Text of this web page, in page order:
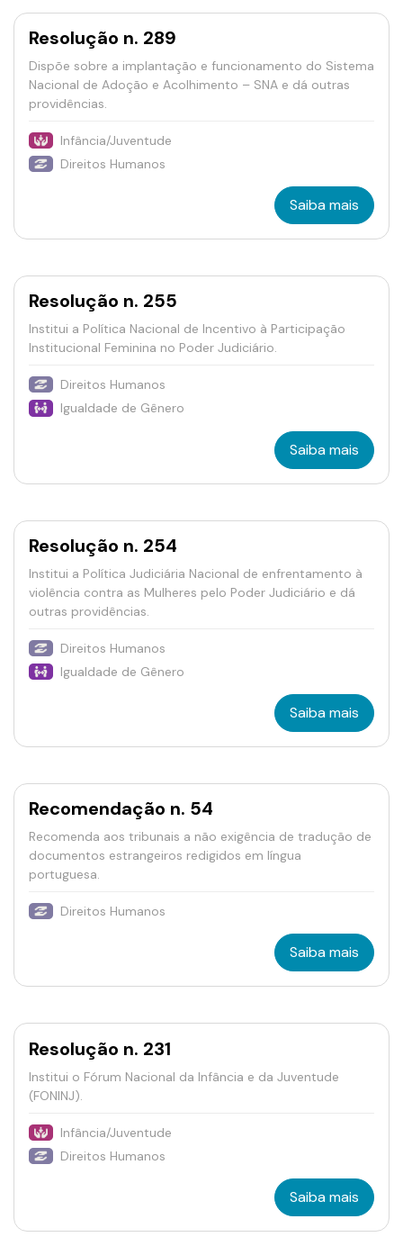
Resolução n. 289
Dispõe sobre a implantação e funcionamento do Sistema
Nacional de Adoção e Acolhimento – SNA e dá outras
providências.
Infância/Juventude
Direitos Humanos
Saiba mais
Resolução n. 255
Institui a Política Nacional de Incentivo à Participação
Institucional Feminina no Poder Judiciário.
Direitos Humanos
Igualdade de Gênero
Saiba mais
Resolução n. 254
Institui a Política Judiciária Nacional de enfrentamento à
violência contra as Mulheres pelo Poder Judiciário e dá
outras providências.
Direitos Humanos
Igualdade de Gênero
Saiba mais
Recomendação n. 54
Recomenda aos tribunais a não exigência de tradução de
documentos estrangeiros redigidos em língua
portuguesa.
Direitos Humanos
Saiba mais
Resolução n. 231
Institui o Fórum Nacional da Infância e da Juventude
(FONINJ).
Infância/Juventude
Direitos Humanos
Saiba mais